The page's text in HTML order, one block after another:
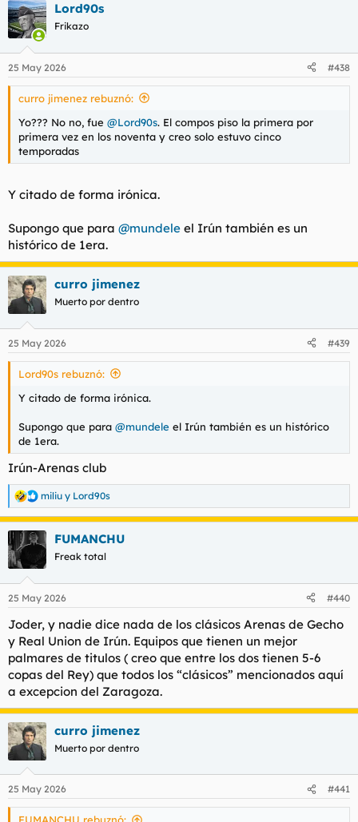
Lord90s
Frikazo
25 May 2026 #438
curro jimenez rebuznó:
Yo??? No no, fue @Lord90s. El compos piso la primera por
primera vez en los noventa y creo solo estuvo cinco
temporadas
Y citado de forma irónica.
Supongo que para @mundele el Irún también es un
histórico de 1era.
curro jimenez
Muerto por dentro
25 May 2026 #439
Lord90s rebuznó:
Y citado de forma irónica.
Supongo que para @mundele el Irún también es un histórico
de 1era.
Irún-Arenas club
R
e
a
c
i
e
:
miliu y Lord90s
FUMANCHU
Freak total
25 May 2026 #440
Joder, y nadie dice nada de los clásicos Arenas de Gecho
y Real Union de Irún. Equipos que tienen un mejor
palmares de titulos ( creo que entre los dos tienen 5-6
copas del Rey) que todos los “clásicos” mencionados aquí
a excepcion del Zaragoza.
curro jimenez
Muerto por dentro
25 May 2026 #441